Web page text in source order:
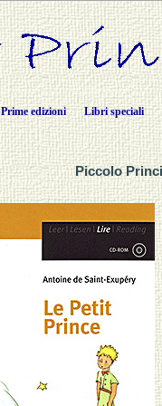
Prime edizioni Libri speciali
Piccolo